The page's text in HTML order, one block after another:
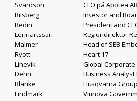
Svärdson
CEO på Apotea AB
Riisberg
Investor and
Redin
President and
Lennartsson
Regiondirektör
Malmer
Head of SEB
Ryott
Heart 17
Linevik
Global Corporate
Dehn
Business Analyst
Blanke
Husqvarna
Lindmark
Vinnova